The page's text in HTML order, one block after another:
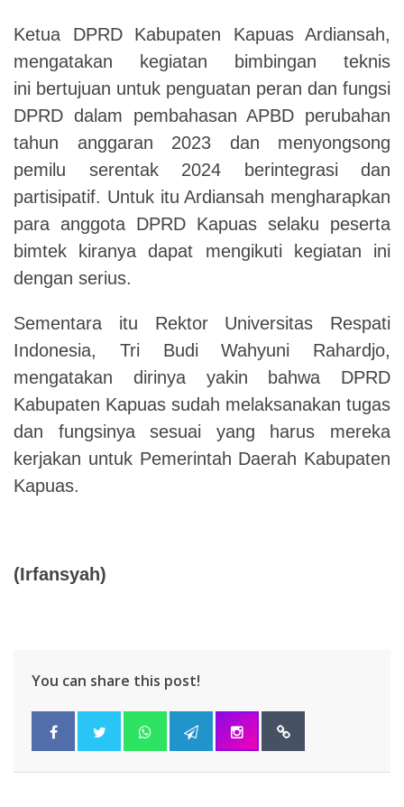
Ketua DPRD Kabupaten Kapuas Ardiansah,
mengatakan kegiatan bimbingan teknis
ini bertujuan untuk penguatan peran dan fungsi
DPRD dalam pembahasan APBD perubahan
tahun anggaran 2023 dan menyongsong
pemilu serentak 2024 berintegrasi dan
partisipatif. Untuk itu Ardiansah mengharapkan
para anggota DPRD Kapuas selaku peserta
bimtek kiranya dapat mengikuti kegiatan ini
dengan serius.
Sementara itu Rektor Universitas Respati
Indonesia, Tri Budi Wahyuni Rahardjo,
mengatakan dirinya yakin bahwa DPRD
Kabupaten Kapuas sudah melaksanakan tugas
dan fungsinya sesuai yang harus mereka
kerjakan untuk Pemerintah Daerah Kabupaten
Kapuas.
(Irfansyah)
You can share this post!